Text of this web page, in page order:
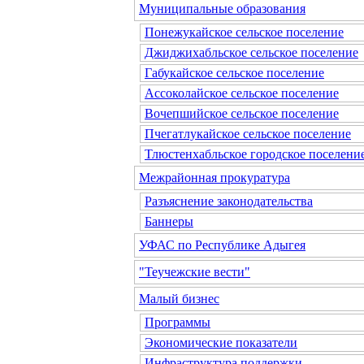
Муниципальные образования
Понежукайское сельское поселение
Джиджихабльское сельское поселение
Габукайское сельское поселение
Ассоколайское сельское поселение
Вочепшийское сельское поселение
Пчегатлукайское сельское поселение
Тлюстенхабльское городское
Межрайонная прокуратура
Разъяснение законодательства
Баннеры
УФАС по Республике Адыгея
"Теучежские вести"
Малый бизнес
Программы
Экономические показатели